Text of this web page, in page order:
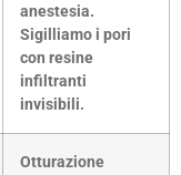
anestesia.
Sigilliamo i pori
con resine
infiltranti
invisibili.
Otturazione